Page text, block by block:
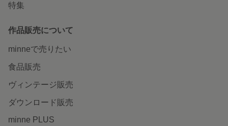
特集
作品販売について
minneで売りたい
食品販売
ヴィンテージ販売
ダウンロード販売
minne PLUS